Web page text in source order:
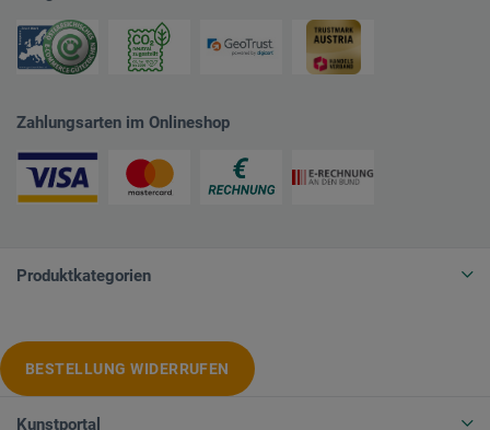
Zahlungsarten im Onlineshop
Produktkategorien
BESTELLUNG WIDERRUFEN
Kunstportal